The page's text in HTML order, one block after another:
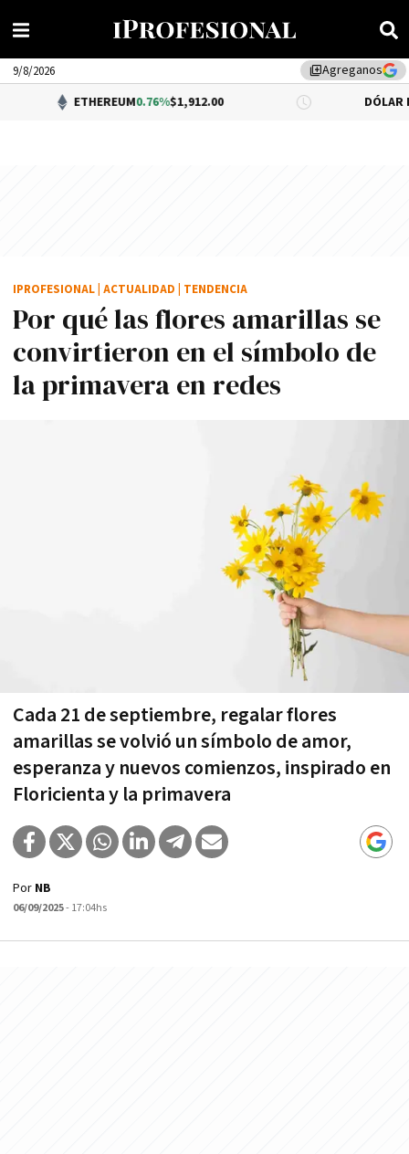
library_addAgreganos
9/8/2026
ETHEREUM 0.76%$1,912.00 DÓLAR BNA 0.34%
Por qué las flores amarillas se
convirtieron en el símbolo de
la primavera en redes
Cada 21 de septiembre, regalar flores
amarillas se volvió un símbolo de amor,
esperanza y nuevos comienzos, inspirado en
Floricienta y la primavera
IPROFESIONAL ACTUALIDAD TENDENCIA
Por NB
06/09/2025- 17:04hs